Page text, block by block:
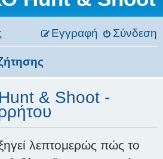
Σύνδεση
Εγγραφή
& Shoot -
λεπτομερώς πώς το